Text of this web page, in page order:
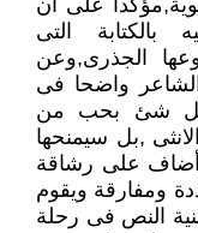
على أن
بالكتابة التى
الجذرى,وعن
الشاعر واضحا فى
كل شئ بحب من
,بل سيمنحها
على رشاقة
ومفارقة ويقوم
النص فى رحلة